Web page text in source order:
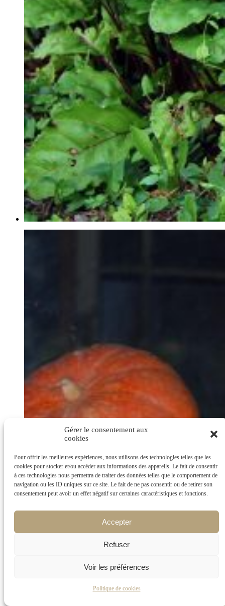
Gérer le consentement aux
cookies
Pour offrir les meilleures expériences, nous utilisons des technologies telles que les
cookies pour stocker et/ou accéder aux informations des appareils. Le fait de consentir
à ces technologies nous permettra de traiter des données telles que le comportement de
navigation ou les ID uniques sur ce site. Le fait de ne pas consentir ou de retirer son
consentement peut avoir un effet négatif sur certaines caractéristiques et fonctions.
Accepter
Refuser
Voir les préférences
Politique de cookies